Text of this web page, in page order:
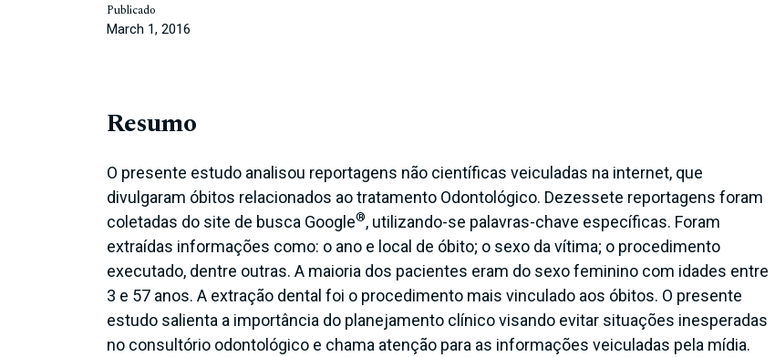
Publicado
March 1, 2016
Resumo
O presente estudo analisou reportagens não científicas veiculadas na internet, que
divulgaram óbitos relacionados ao tratamento Odontológico. Dezessete reportagens foram
coletadas do site de busca Google®, utilizando-se palavras-chave específicas. Foram
extraídas informações como: o ano e local de óbito; o sexo da vítima; o procedimento
executado, dentre outras. A maioria dos pacientes eram do sexo feminino com idades entre
3 e 57 anos. A extração dental foi o procedimento mais vinculado aos óbitos. O presente
estudo salienta a importância do planejamento clínico visando evitar situações inesperadas
no consultório odontológico e chama atenção para as informações veiculadas pela mídia.